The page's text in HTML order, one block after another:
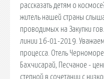
рассказать детям о
житель нашей страны
проводимых на Закупки
линии 16-01-2019.
процесса. Отель
Бахчисарай, Песчаное -
степной в сочетании с